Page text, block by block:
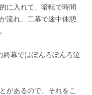
に入れて、暗転で時間
流れ、二幕で途中休憩
幕ではぼんろぼんろ泣
があるので、それをこ